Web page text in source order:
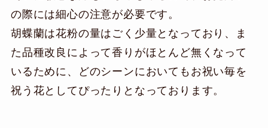
の際には細心の注意が必要です。
胡蝶蘭は花粉の量はごく少量となっており、ま
た品種改良によって香りがほとんど無くなって
いるために、どのシーンにおいてもお祝い毎を
祝う花としてぴったりとなっております。